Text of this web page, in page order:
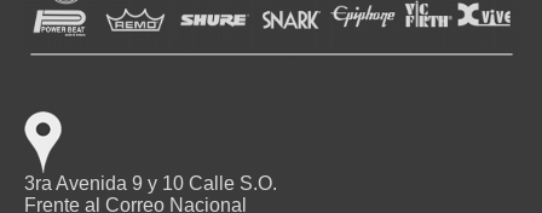
3ra Avenida 9 y 10 Calle S.O.
Frente al Correo Nacional